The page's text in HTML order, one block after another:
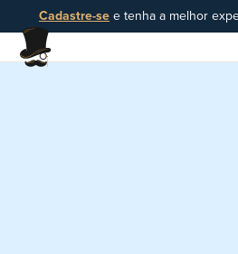
Cadastre-se e tenha a melhor